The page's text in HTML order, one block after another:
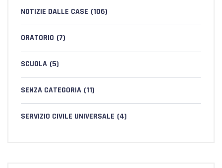
NOTIZIE DALLE CASE (106)
ORATORIO (7)
SCUOLA (5)
SENZA CATEGORIA (11)
SERVIZIO CIVILE UNIVERSALE (4)